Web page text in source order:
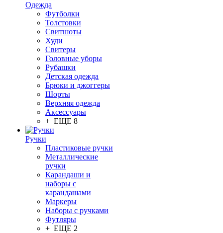
Одежда
Футболки
Толстовки
Свитшоты
Худи
Свитеры
Головные уборы
Рубашки
Детская одежда
Брюки и джоггеры
Шорты
Верхняя одежда
Аксессуары
+ ЕЩЕ 8
Ручки
Пластиковые ручки
Металлические
ручки
Карандаши и
наборы с
карандашами
Маркеры
Наборы с ручками
Футляры
+ ЕЩЕ 2